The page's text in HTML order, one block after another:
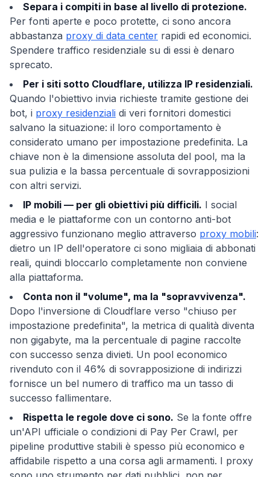
Separa i compiti in base al livello di protezione.
Per fonti aperte e poco protette, ci sono ancora
abbastanza proxy di data center rapidi ed economici.
Spendere traffico residenziale su di essi è denaro
sprecato.
Per i siti sotto Cloudflare, utilizza IP residenziali.
Quando l'obiettivo invia richieste tramite gestione dei
bot, i proxy residenziali di veri fornitori domestici
salvano la situazione: il loro comportamento è
considerato umano per impostazione predefinita. La
chiave non è la dimensione assoluta del pool, ma la
sua pulizia e la bassa percentuale di sovrapposizioni
con altri servizi.
IP mobili — per gli obiettivi più difficili. I social
media e le piattaforme con un contorno anti-bot
aggressivo funzionano meglio attraverso proxy mobili:
dietro un IP dell'operatore ci sono migliaia di abbonati
reali, quindi bloccarlo completamente non conviene
alla piattaforma.
Conta non il "volume", ma la "sopravvivenza".
Dopo l'inversione di Cloudflare verso "chiuso per
impostazione predefinita", la metrica di qualità diventa
non gigabyte, ma la percentuale di pagine raccolte
con successo senza divieti. Un pool economico
rivenduto con il 46% di sovrapposizione di indirizzi
fornisce un bel numero di traffico ma un tasso di
successo fallimentare.
Rispetta le regole dove ci sono. Se la fonte offre
un'API ufficiale o condizioni di Pay Per Crawl, per
pipeline produttive stabili è spesso più economico e
affidabile rispetto a una corsa agli armamenti. I proxy